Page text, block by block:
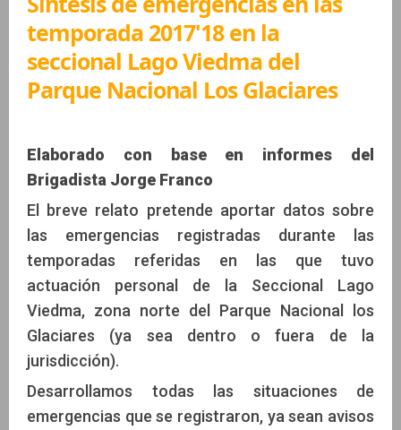
temporada 2017'18 en la
seccional Lago Viedma del
Parque Nacional Los Glaciares
Elaborado con base en informes del
Brigadista Jorge Franco
El breve relato pretende aportar datos sobre
las emergencias registradas durante las
temporadas referidas en las que tuvo
actuación personal de la Seccional Lago
Viedma, zona norte del Parque Nacional los
Glaciares (ya sea dentro o fuera de la
jurisdicción).
Desarrollamos todas las situaciones de
emergencias que se registraron, ya sean avisos